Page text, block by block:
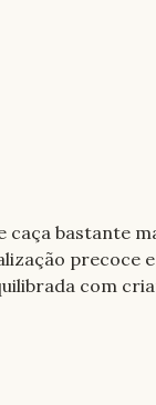
bastante
precoce
com